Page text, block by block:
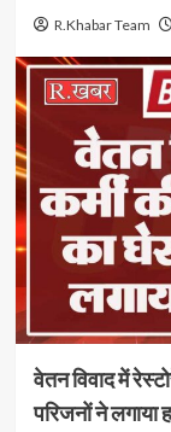
R.Khabar Team
वेतन विवाद में
परिजनों ने लगाया